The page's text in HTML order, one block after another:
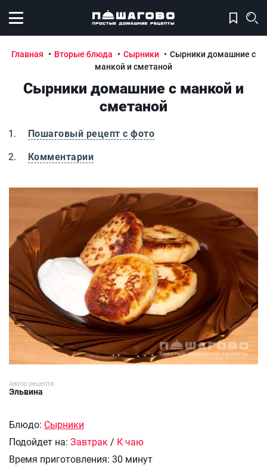
Открыть меню
Главная Вторые блюда Сырники
Сырники домашние с
манкой и сметаной
Сырники домашние с манкой и
сметаной
Пошаговый рецепт с фото
Комментарии
Сырники домашние с манкой и сметаной
Автор рецепта:
Эльвина
Блюдо: Сырники
Подойдет на: Завтрак/ К чаю
Время приготовления: 30 минут